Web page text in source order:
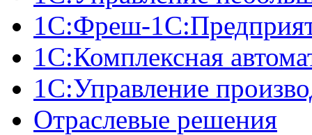
1C:Фреш-
1С:Комплексная
1С:Управление
Отраслевые решения